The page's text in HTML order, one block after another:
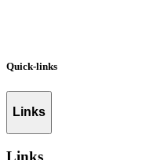
Quick-links
Links